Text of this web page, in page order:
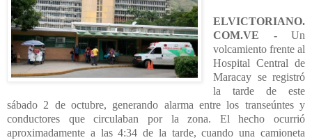
ELVICTORIANO.
COM.VE - Un
volcamiento frente al
Hospital Central de
Maracay se registró
la tarde de este
sábado 2 de octubre, generando alarma entre los transeúntes y
conductores que circulaban por la zona. El hecho ocurrió
aproximadamente a las 4:34 de la tarde, cuando una camioneta